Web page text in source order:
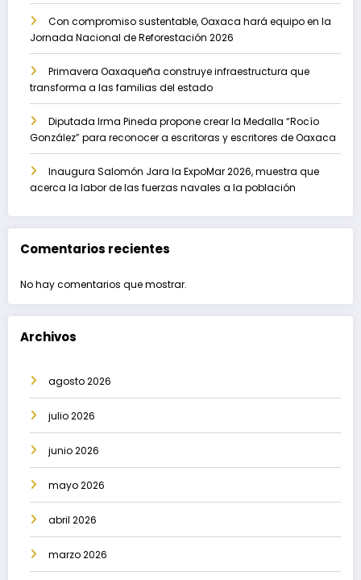
Con compromiso sustentable, Oaxaca hará equipo en la
Jornada Nacional de Reforestación 2026
Primavera Oaxaqueña construye infraestructura que
transforma a las familias del estado
Diputada Irma Pineda propone crear la Medalla “Rocío
González” para reconocer a escritoras y escritores de Oaxaca
Inaugura Salomón Jara la ExpoMar 2026, muestra que
acerca la labor de las fuerzas navales a la población
Comentarios recientes
No hay comentarios que mostrar.
Archivos
agosto 2026
julio 2026
junio 2026
mayo 2026
abril 2026
marzo 2026